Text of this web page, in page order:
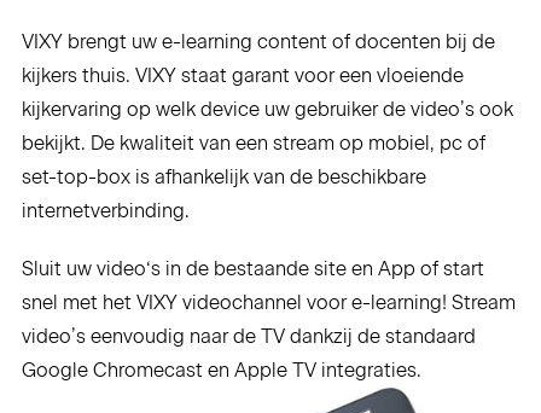
VIXY brengt uw e-learning content of docenten bij de
kijkers thuis. VIXY staat garant voor een vloeiende
kijkervaring op welk device uw gebruiker de video’s ook
bekijkt. De kwaliteit van een stream op mobiel, pc of
set-top-box is afhankelijk van de beschikbare
internetverbinding.
Sluit uw video‘s in de bestaande site en App of start
snel met het VIXY videochannel voor e-learning! Stream
video’s eenvoudig naar de TV dankzij de standaard
Google Chromecast en Apple TV integraties.